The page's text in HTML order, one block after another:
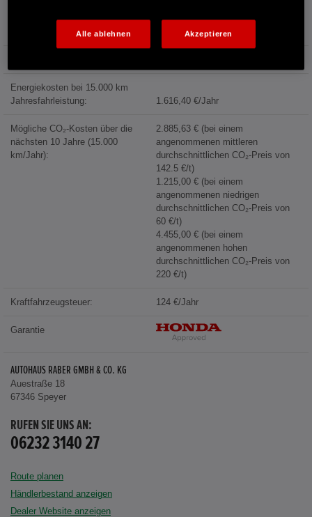
5,3 l/100km (Landstraße)
7,5 l/100km (Autobahn)
Energiekosten bei 15.000 km
Jahresfahrleistung:
1.616,40 €/Jahr
Mögliche CO₂-Kosten über die
nächsten 10 Jahre (15.000
km/Jahr):
2.885,63 € (bei einem
angenommenen mittleren
durchschnittlichen CO₂-Preis von
142.5 €/t)
1.215,00 € (bei einem
angenommenen niedrigen
durchschnittlichen CO₂-Preis von
60 €/t)
4.455,00 € (bei einem
angenommenen hohen
durchschnittlichen CO₂-Preis von
220 €/t)
Kraftfahrzeugsteuer: 124 €/Jahr
Garantie
AUTOHAUS RABER GMBH & CO. KG
Auestraße 18
67346 Speyer
RUFEN SIE UNS AN:
06232 3140 27
Route planen
Händlerbestand anzeigen
Dealer Website anzeigen
Alle ablehnen Akzeptieren